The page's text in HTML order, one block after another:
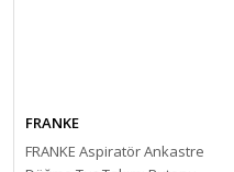
FRANKE
FRANKE Aspiratör Ankastre